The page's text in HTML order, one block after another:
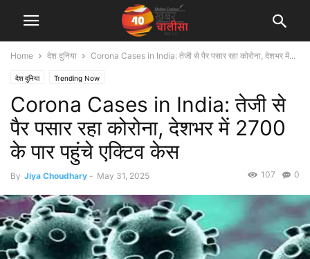
Home देश दुनिया Corona Cases in India: तेजी से पैर पसार रहा कोरोना, देशभर में...
देश दुनिया Trending Now
Corona Cases in India: तेजी से
पैर पसार रहा कोरोना, देशभर में 2700
के पार पहुंचे एक्टिव केस
By Jiya Choudhary - May 31, 2025 0
107